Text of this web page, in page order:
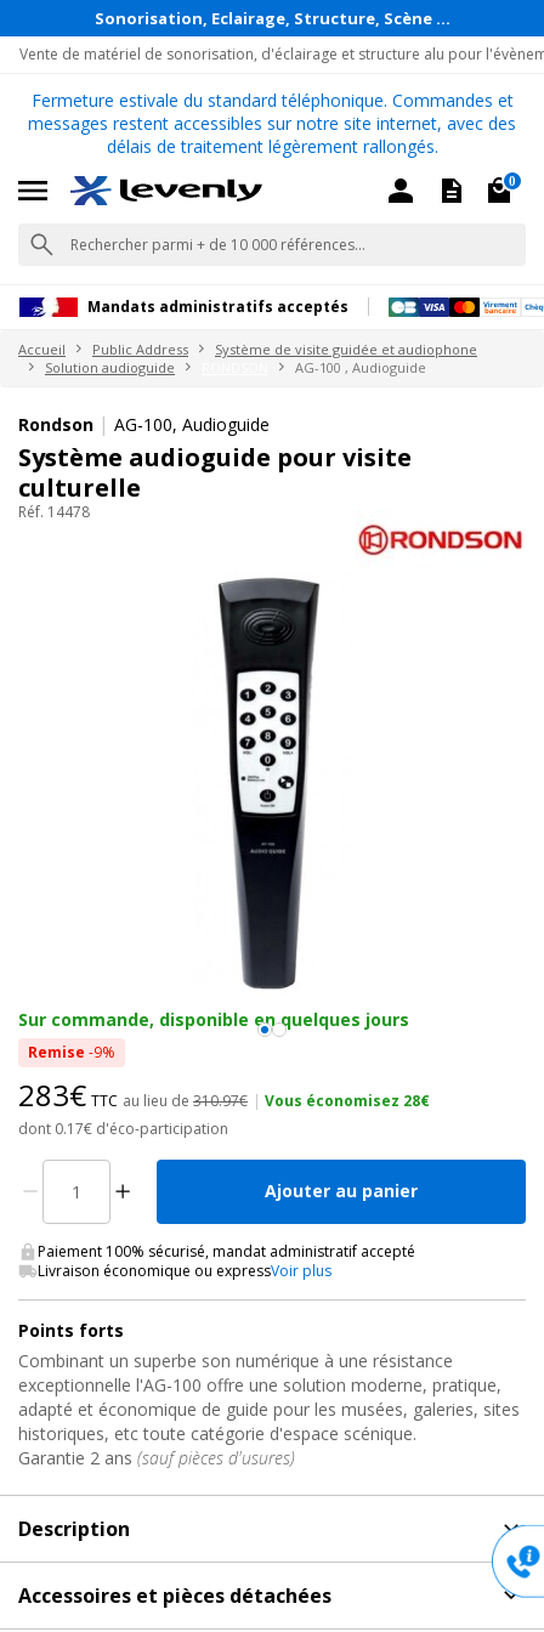
Sonorisation, Eclairage, Structure, Scène ...
Vente de matériel de sonorisation, d'éclairage et structure alu pour
Fermeture estivale du standard téléphonique. Commandes et
messages restent accessibles sur notre site internet, avec des
délais de traitement légèrement rallongés.
0
Mandats administratifs acceptés
Accueil Public Address
Système de visite guidée et audiophone
Solution audioguide
AG-100 , Audioguide
Rondson | AG-100, Audioguide
Système audioguide pour visite
culturelle
Réf. 14478
Sur commande, disponible en quelques jours
Remise -9%
283€ TTC au lieu de 310.97€ | Vous économisez 28€
dont 0.17€ d'éco-participation
Ajouter au panier
Paiement 100% sécurisé, mandat administratif accepté
Livraison économique ou expressVoir plus
Points forts
Combinant un superbe son numérique à une résistance
exceptionnelle l'AG-100 offre une solution moderne, pratique,
adapté et économique de guide pour les musées, galeries, sites
historiques, etc toute catégorie d'espace scénique.
Garantie 2 ans (sauf pièces d'usures)
Description
Solution de visites guidées par Audio Guide pour
Accessoires et pièces détachées